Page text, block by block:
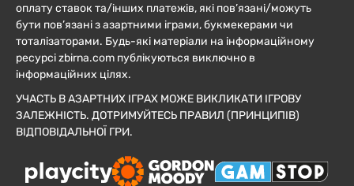
оплату ставок та/інших платежів, які пов’язані/можуть
бути пов’язані з азартними іграми, букмекерами чи
тоталізаторами. Будь-які матеріали на інформаційному
ресурсі zbirna.com публікуються виключно в
інформаційних цілях.
УЧАСТЬ В АЗАРТНИХ ІГРАХ МОЖЕ ВИКЛИКАТИ ІГРОВУ
ЗАЛЕЖНІСТЬ. ДОТРИМУЙТЕСЬ ПРАВИЛ (ПРИНЦИПІВ)
ВІДПОВІДАЛЬНОЇ ГРИ.